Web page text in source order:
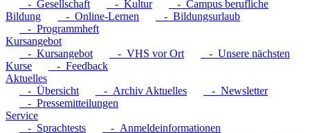
- Gesellschaft - Kultur
- Campus berufliche
Bildung
- Online-Lernen
- Bildungsurlaub
- Programmheft
Kursangebot
- Kursangebot
- VHS vor Ort
- Unsere nächsten
Kurse
- Feedback
Aktuelles
- Übersicht
- Archiv Aktuelles
- Newsletter
- Pressemitteilungen
Service
- Sprachtests
- Anmeldeinformationen